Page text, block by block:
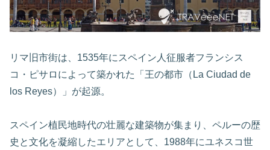
リマ旧市街は、1535年にスペイン人征服者フランシス
コ・ピサロによって築かれた「王の都市（La Ciudad de
los Reyes）」が起源。
スペイン植民地時代の壮麗な建築物が集まり、ペルーの歴
史と文化を凝縮したエリアとして、1988年にユネスコ世